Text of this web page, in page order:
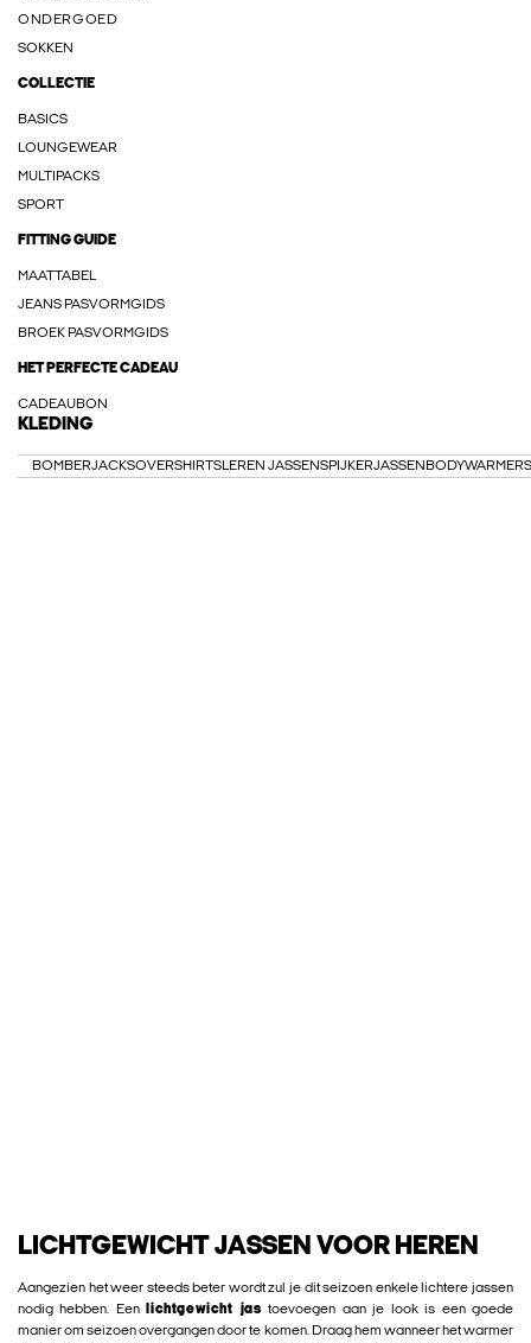
ONDERGOED
SOKKEN
COLLECTIE
BASICS
LOUNGEWEAR
MULTIPACKS
SPORT
FITTING GUIDE
MAATTABEL
JEANS PASVORMGIDS
BROEK PASVORMGIDS
HET PERFECTE CADEAU
CADEAUBON
KLEDING
BOMBERJACKSOVERSHIRTSLEREN JASSENSPIJKERJASSEN BODYWARMERS
LICHTGEWICHT JASSEN VOOR HEREN
Aangezien het weer steeds beter wordt zul je dit seizoen enkele lichtere jassen
nodig hebben. Een
lichtgewicht jas toevoegen aan je look is een goede
manier om seizoen overgangen door te komen. Draag hem wanneer het warmer